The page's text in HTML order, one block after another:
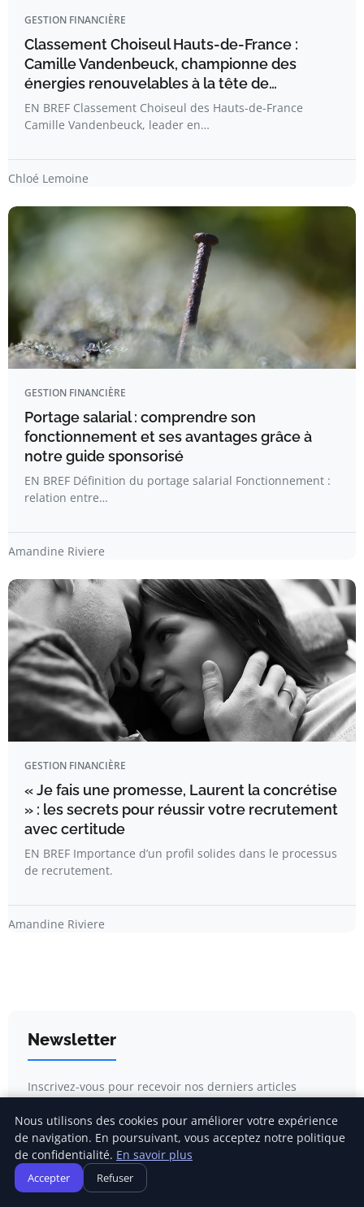
GESTION FINANCIÈRE
Classement Choiseul Hauts-de-France :
Camille Vandenbeuck, championne des
énergies renouvelables à la tête de…
EN BREF Classement Choiseul des Hauts-de-France
Camille Vandenbeuck, leader en…
Chloé Lemoine
GESTION FINANCIÈRE
Portage salarial : comprendre son
fonctionnement et ses avantages grâce à
notre guide sponsorisé
EN BREF Définition du portage salarial Fonctionnement :
relation entre…
Amandine Riviere
GESTION FINANCIÈRE
« Je fais une promesse, Laurent la concrétise
» : les secrets pour réussir votre recrutement
avec certitude
EN BREF Importance d’un profil solides dans le processus
de recrutement.
Amandine Riviere
Newsletter
Inscrivez-vous pour recevoir nos derniers articles
Nous utilisons des cookies pour améliorer votre expérience
de navigation. En poursuivant, vous acceptez notre politique
de confidentialité. En savoir plus
Accepter Refuser